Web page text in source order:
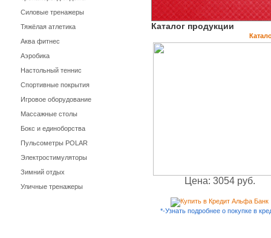
Силовые тренажеры
Тяжёлая атлетика
Аква фитнес
Аэробика
Настольный теннис
Спортивные покрытия
Игровое оборудование
Массажные столы
Бокс и единоборства
Пульсометры POLAR
Электростимуляторы
Зимний отдых
Уличные тренажеры
Каталог продукции
Цена: 3054 руб.
*-Узнать подробнее о покупке в